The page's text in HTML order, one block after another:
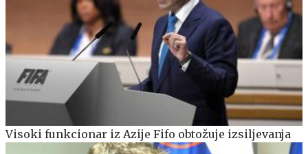
Visoki funkcionar iz Azije Fifo obtožuje izsiljevanja